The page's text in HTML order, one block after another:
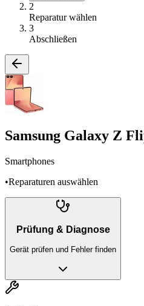
2
Reparatur wählen
3
Abschließen
Samsung Galaxy Z
Smartphones
•Reparaturen auswählen
Prüfung & Diagnose
Gerät prüfen und Fehler finden